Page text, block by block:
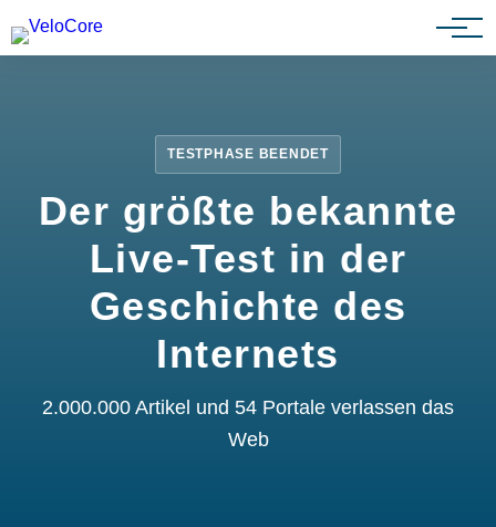
Partnerprogramm
TESTPHASE BEENDET
Der größte bekannte
Live-Test in der
Geschichte des
Internets
2.000.000 Artikel und 54 Portale verlassen das
Web